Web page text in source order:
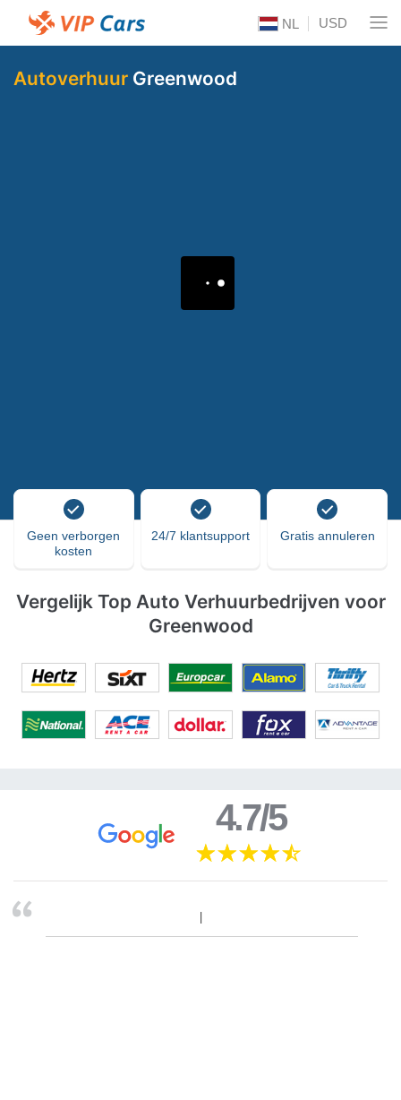
NL USD
Autoverhuur Greenwood
Geen verborgen
kosten
24/7 klantsupport Gratis annuleren
Vergelijk Top Auto Verhuurbedrijven voor
Greenwood
4.7/5